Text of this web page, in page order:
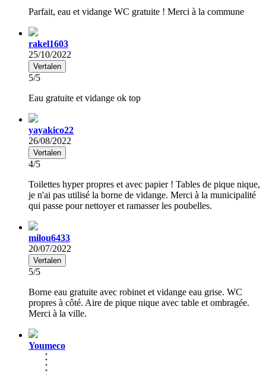
Parfait, eau et vidange WC gratuite ! Merci à la commune
rakel1603
25/10/2022
Vertalen
5/5
Eau gratuite et vidange ok top
yayakico22
26/08/2022
Vertalen
4/5
Toilettes hyper propres et avec papier ! Tables de pique nique,
je n'ai pas utilisé la borne de vidange. Merci à la municipalité
qui passe pour nettoyer et ramasser les poubelles.
milou6433
20/07/2022
Vertalen
5/5
Borne eau gratuite avec robinet et vidange eau grise. WC
propres à côté. Aire de pique nique avec table et ombragée.
Merci à la ville.
Youmeco